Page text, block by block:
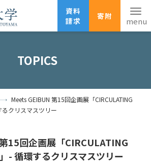
資料
請求
寄附
寄附
広報刊行物
地域・一般の方 企業・研究者の方
在学生の方 教職員の方
TOPICS
Meets GEIBUN 第15回企画展「CIRCULATING
るクリスマスツリー
15回企画展「CIRCULATING
- 循環するクリスマスツリー